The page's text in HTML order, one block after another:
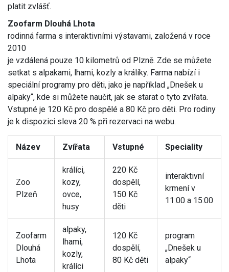
platit zvlášť.
Zoofarm Dlouhá Lhota
rodinná farma s interaktivními výstavami, založená v roce
2010
je vzdálená pouze 10 kilometrů od Plzně. Zde se můžete
setkat s alpakami, lhami, kozly a králíky. Farma nabízí i
speciální programy pro děti, jako je například „Dnešek u
alpaky“, kde si můžete naučit, jak se starat o tyto zvířata.
Vstupné je 120 Kč pro dospělé a 80 Kč pro děti. Pro rodiny
je k dispozici sleva 20 % při rezervaci na webu.
Název Zvířata Vstupné Speciality
Zoo
Plzeň
králíci,
kozy,
ovce,
husy
220 Kč
dospělí,
150 Kč
děti
interaktivní
krmení v
11:00 a 15:00
Zoofarm
Dlouhá
Lhota
alpaky,
lhami,
kozly,
králíci
120 Kč
dospělí,
80 Kč děti
program
„Dnešek u
alpaky“